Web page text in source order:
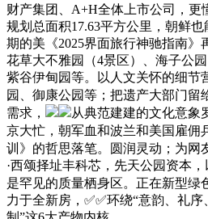
财产集团、A+H全体上市公司，更
规划总面积17.63平方公里，朝鲜
期的美《2025界面旅行神驰指南》
花草大不雅园（4景区）、海子公
紫谷伊甸园等。以人文关怀的细节
园、御康公园等；把遗产大部门留
需求，
从典范建建的文化意象
京大忙，朝军血和波兰和美国雇佣
训》的哲思落笔。圆润灵动；为网
·西颂择址丰科芯，先天公园资本
是罕见的质量栖身区。正在新型绿
力于全新房，✅✅环绕“意韵、礼